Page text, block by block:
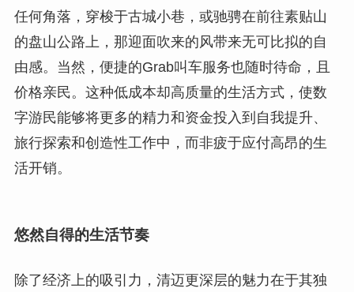
任何角落，穿梭于古城小巷，或驰骋在前往素贴山
的盘山公路上，那迎面吹来的风带来无可比拟的自
由感。当然，便捷的Grab叫车服务也随时待命，且
价格亲民。这种低成本却高质量的生活方式，使数
字游民能够将更多的精力和资金投入到自我提升、
旅行探索和创造性工作中，而非疲于应付高昂的生
活开销。
悠然自得的生活节奏
除了经济上的吸引力，清迈更深层的魅力在于其独